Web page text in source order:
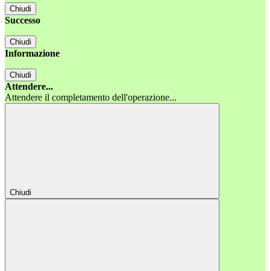
Chiudi
Successo
Chiudi
Informazione
Chiudi
Attendere...
Attendere il completamento dell'operazione...
Chiudi